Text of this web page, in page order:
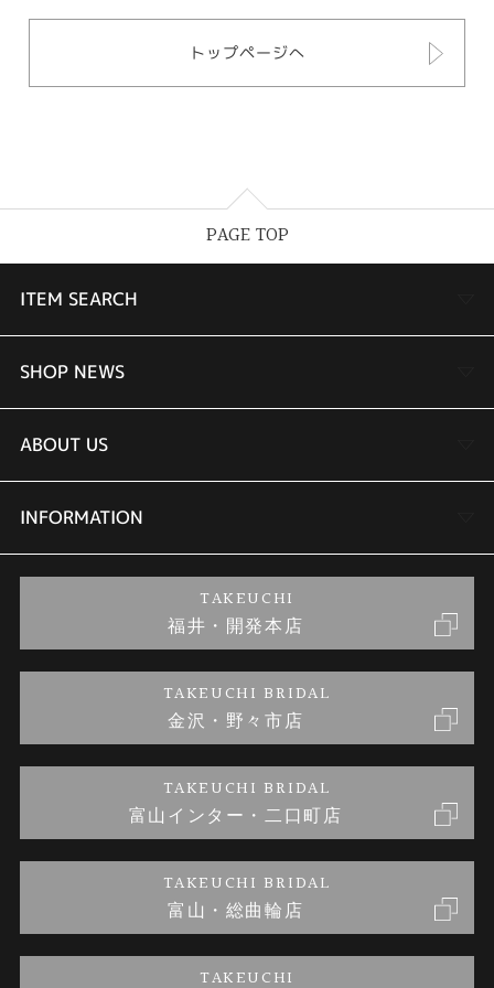
トップページへ
PAGE TOP
ITEM SEARCH
婚約指輪
結婚指輪
セットリング
婚約ネックレス
金・プラチナのお取引
SHOP NEWS
TAKEUCHI BRIDAL金沢本店情報
商品一覧
ブランドリスト
金澤指輪工房｜手作りペアリング
金澤指輪工房｜手作り結婚指輪 and 婚約指輪
金澤指輪工房｜手作り婚約指輪プロポーズプラン
ABOUT US
会社概要
お客様の声
INFORMATION
プライバシーポリシー
TAKEUCHI
福井・開発本店
TAKEUCHI BRIDAL
金沢・野々市店
TAKEUCHI BRIDAL
富山インター・二口町店
TAKEUCHI BRIDAL
富山・総曲輪店
TAKEUCHI